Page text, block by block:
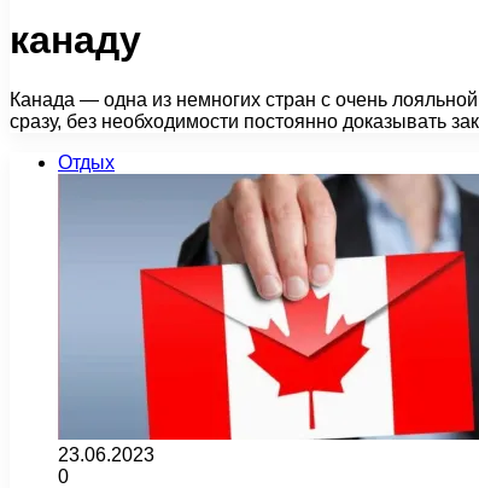
канаду
Канада — одна из немногих стран с очень
сразу, без необходимости постоянно доказывать
Отдых
23.06.2023
0